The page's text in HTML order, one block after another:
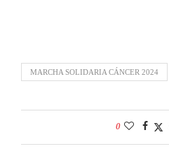
MARCHA SOLIDARIA CÁNCER 2024
0